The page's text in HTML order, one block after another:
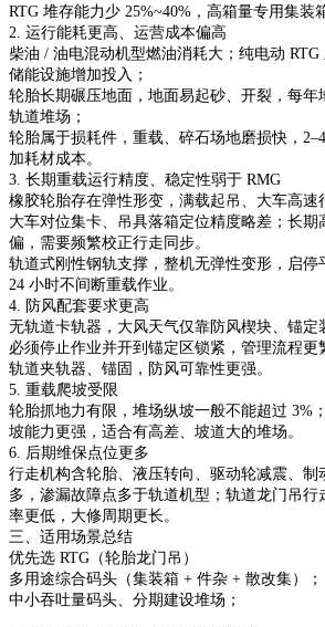
RTG 堆存能力少 25%~40%，高箱量专用集装
2. 运行能耗更高、运营成本偏高
柴油 / 油电混动机型燃油消耗大；纯电动 RTG
储能设施增加投入；
轮胎长期碾压地面，地面易起砂、开裂，每年
轨道堆场；
轮胎属于损耗件，重载、碎石场地磨损快，
加耗材成本。
3. 长期重载运行精度、稳定性弱于 RMG
橡胶轮胎存在弹性形变，满载起吊、大车高速
大车对位集卡、吊具落箱定位精度略差；长期
偏，需要频繁校正行走同步。
轨道式刚性钢轨支撑，整机无弹性变形，启停
24 小时不间断重载作业。
4. 防风配套要求更高
无轨道卡轨器，大风天气仅靠防风楔块、锚定
必须停止作业并开到锚定区锁紧，管理流程更
轨道夹轨器、锚固，防风可靠性更强。
5. 重载爬坡受限
轮胎抓地力有限，堆场纵坡一般不能超过 3%
坡能力更强，适合有高差、坡道大的堆场。
6. 后期维保点位更多
行走机构含轮胎、液压转向、驱动轮减震、制
多，渗漏故障点多于轨道机型；轨道龙门吊行
率更低，大修周期更长。
三、适用场景总结
优先选 RTG（轮胎龙门吊）
多用途综合码头（集装箱 + 件杂 + 散改集）；
中小吞吐量码头、分期建设堆场；